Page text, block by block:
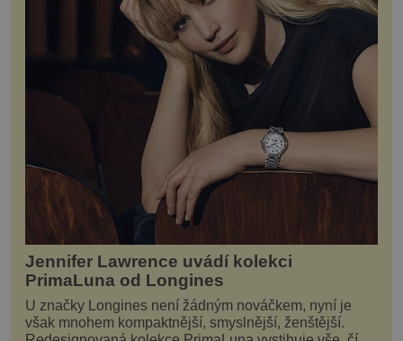
Jennifer Lawrence uvádí kolekci
PrimaLuna od Longines
U značky Longines není žádným nováčkem, nyní je
však mnohem kompaktnější, smyslnější, ženštější.